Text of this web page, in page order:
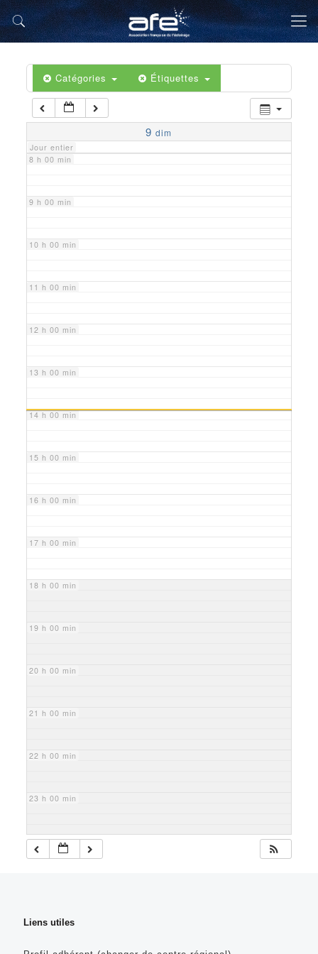
Catégories Étiquettes
9 dim
Jour entier
5 h 00 min
6 h 00 min
7 h 00 min
8 h 00 min
9 h 00 min
10 h 00 min
11 h 00 min
12 h 00 min
13 h 00 min
14 h 00 min
15 h 00 min
16 h 00 min
17 h 00 min
18 h 00 min
19 h 00 min
20 h 00 min
21 h 00 min
22 h 00 min
23 h 00 min
Liens utiles